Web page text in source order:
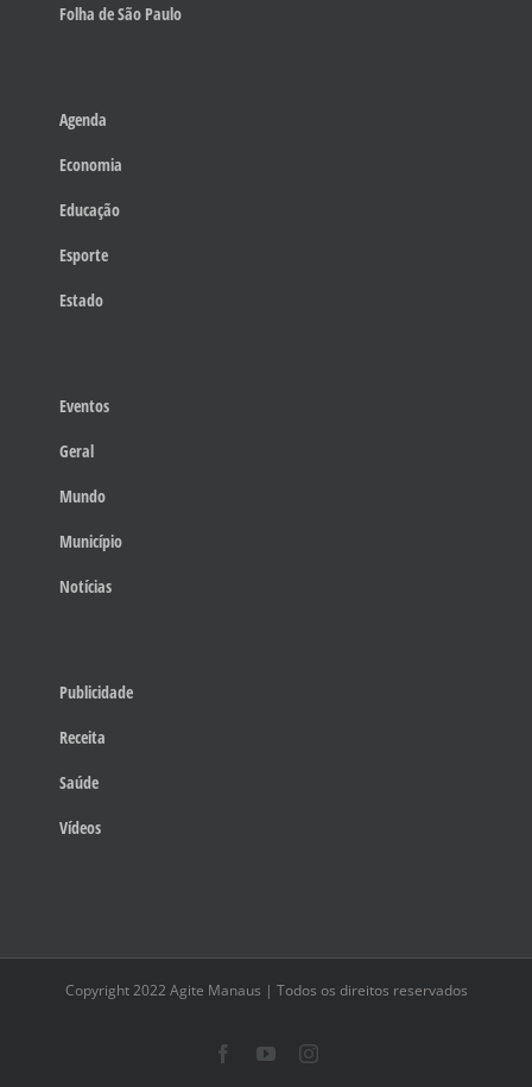
Folha de São Paulo
Agenda
Economia
Educação
Esporte
Estado
Eventos
Geral
Mundo
Município
Notícias
Publicidade
Receita
Saúde
Vídeos
Copyright 2022 Agite Manaus | Todos os direitos reservados
FacebookYouTubeInstagram